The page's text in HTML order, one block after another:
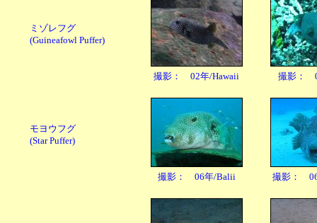
ミゾレフグ
(Guineafowl Puffer)
撮影： 02年/Hawaii 撮影：
モヨウフグ
(Star Puffer)
撮影： 06年/Balii 撮影： 06